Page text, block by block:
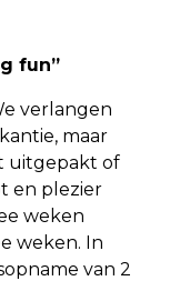
fun”
verlangen
maar
uitgepakt of
en plezier
weken
weken. In
van 2